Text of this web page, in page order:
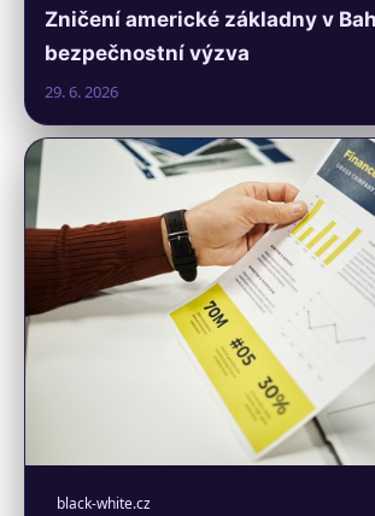
Zničení americké základny v
bezpečnostní výzva
29. 6. 2026
black-white.cz